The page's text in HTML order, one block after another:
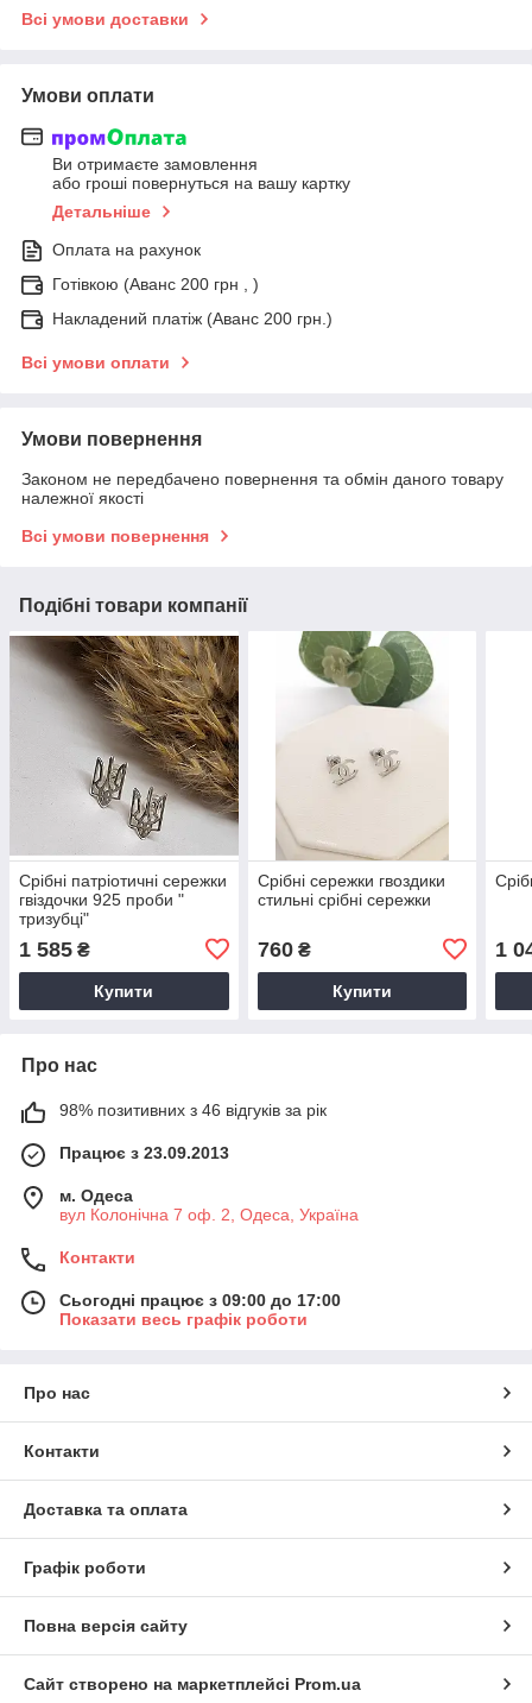
Всі умови доставки
Умови оплати
Ви отримаєте замовлення
або гроші повернуться на вашу картку
Детальніше
Оплата на рахунок
Готівкою (Аванс 200 грн , )
Накладений платіж (Аванс 200 грн.)
Всі умови оплати
Умови повернення
Законом не передбачено повернення та обмін даного товару
належної якості
Всі умови повернення
Подібні товари компанії
Срібні патріотичні сережки
гвіздочки 925 проби "
тризубці"
1 585 ₴
Купити
Срібні сережки гвоздики
стильні срібні сережки
760₴
Купити
1
Про нас
98% позитивних з 46 відгуків за рік
Працює з 23.09.2013
м. Одеса
вул Колонічна 7 оф. 2, Одеса, Україна
Контакти
Сьогодні працює з 09:00 до 17:00
Показати весь графік роботи
Про нас
Контакти
Доставка та оплата
Графік роботи
Повна версія сайту
Сайт створено на маркетплейсі Prom.ua